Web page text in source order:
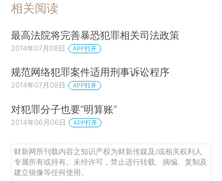
相关阅读
最高法院将完善暴恐犯罪相关司法政策
2014年07月08日 APP打开
规范网络犯罪案件适用刑事诉讼程序
2014年07月09日 APP打开
对犯罪分子也要“明算账”
2014年06月06日 APP打开
财新网所刊载内容之知识产权为财新传媒及/或相关权利人
专属所有或持有。未经许可，禁止进行转载、摘编、复制及
建立镜像等任何使用。